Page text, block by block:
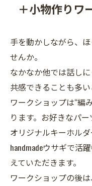
＋小物作りワ
手を動かしながら、
せんか。
なかなか他では話し
共感できることも多い
ワークショップは“編
ります。お好きなパ
オリジナルキーホル
handmadeウサギで活
えていただきます。
ワークショップの後